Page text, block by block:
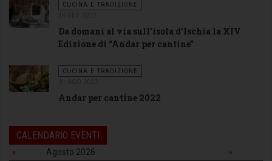
CUCINA E TRADIZIONE
Da domani al via sull’isola d’Ischia la XIV
Edizione di “Andar per cantine”
CUCINA E TRADIZIONE
Andar per cantine 2022
CALENDARIO EVENTI
« Agosto 2026 »